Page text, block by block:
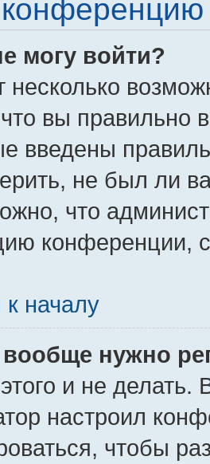
могу войти?
несколько
вы правильно
введены
не был ли
что
конференции,
к началу
нужно
и не делать.
настроил
чтобы